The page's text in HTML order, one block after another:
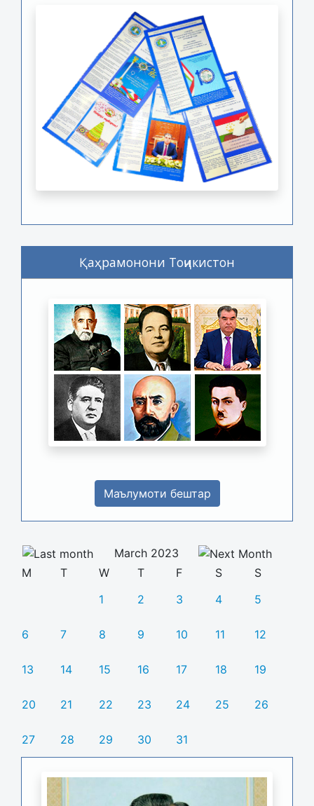
Қаҳрамонони Тоҷикистон
Маълумоти бештар
March 2023
M
T W T F S
S
1
2 3 4 5
6 7 8 9 10 11 12
13 14 15 16 17 18 19
20 21 22 23 24 25 26
27 28 29 30 31